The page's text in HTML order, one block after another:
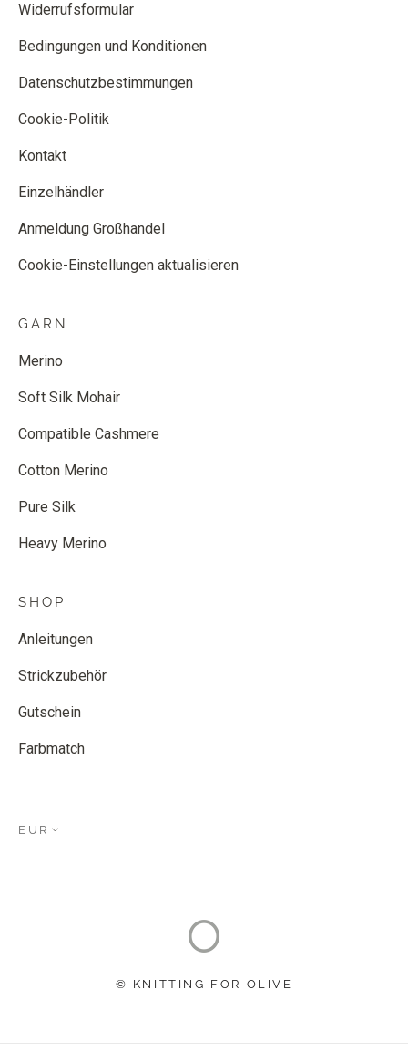
Widerrufsformular
Bedingungen und Konditionen
Datenschutzbestimmungen
Cookie-Politik
Kontakt
Einzelhändler
Anmeldung Großhandel
Cookie-Einstellungen aktualisieren
GARN
Merino
Soft Silk Mohair
Compatible Cashmere
Cotton Merino
Pure Silk
Heavy Merino
SHOP
Anleitungen
Strickzubehör
Gutschein
Farbmatch
EUR
© KNITTING FOR OLIVE